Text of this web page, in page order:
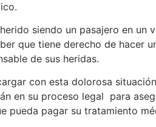
siendo un pasajero en un
que tiene derecho de hacer
de sus heridas.
con esta dolorosa
en su proceso legal para
pueda pagar su tratamiento